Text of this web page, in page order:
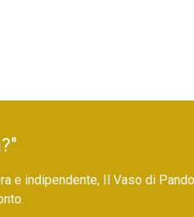
e indipendente, Il Vaso di